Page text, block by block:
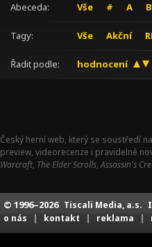
Abeceda: Vše # A B
Tagy: Vše Akční
Řadit podle: hodnocení
Český herní web, který se soustředí na
preview, videorecenze i pravidelné
Warcraft, The Elder Scrolls,Assassin's
© 1996–2026 Tiscali Media, a.s.
o nás | kontakt | reklama |